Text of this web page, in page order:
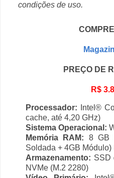
condições de uso.
PREÇO DE
R$
Processador: Intel®
cache, até 4,20 GHz)
Sistema Operacional:
Memória RAM: 8 GB
Soldada + 4GB
Armazenamento: SSD
NVMe (M.2 2280)